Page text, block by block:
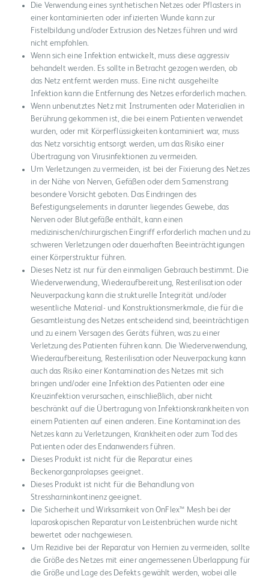
Die Verwendung eines synthetischen Netzes oder Pflasters in
einer kontaminierten oder infizierten Wunde kann zur
Fistelbildung und/oder Extrusion des Netzes führen und wird
nicht empfohlen.
Wenn sich eine Infektion entwickelt, muss diese aggressiv
behandelt werden. Es sollte in Betracht gezogen werden, ob
das Netz entfernt werden muss. Eine nicht ausgeheilte
Infektion kann die Entfernung des Netzes erforderlich machen.
Wenn unbenutztes Netz mit Instrumenten oder Materialien in
Berührung gekommen ist, die bei einem Patienten verwendet
wurden, oder mit Körperflüssigkeiten kontaminiert war, muss
das Netz vorsichtig entsorgt werden, um das Risiko einer
Übertragung von Virusinfektionen zu vermeiden.
Um Verletzungen zu vermeiden, ist bei der Fixierung des Netzes
in der Nähe von Nerven, Gefäßen oder dem Samenstrang
besondere Vorsicht geboten. Das Eindringen des
Befestigungselements in darunter liegendes Gewebe, das
Nerven oder Blutgefäße enthält, kann einen
medizinischen/chirurgischen Eingriff erforderlich machen und zu
schweren Verletzungen oder dauerhaften Beeinträchtigungen
einer Körperstruktur führen.
Dieses Netz ist nur für den einmaligen Gebrauch bestimmt. Die
Wiederverwendung, Wiederaufbereitung, Resterilisation oder
Neuverpackung kann die strukturelle Integrität und/oder
wesentliche Material- und Konstruktionsmerkmale, die für die
Gesamtleistung des Netzes entscheidend sind, beeinträchtigen
und zu einem Versagen des Geräts führen, was zu einer
Verletzung des Patienten führen kann. Die Wiederverwendung,
Wiederaufbereitung, Resterilisation oder Neuverpackung kann
auch das Risiko einer Kontamination des Netzes mit sich
bringen und/oder eine Infektion des Patienten oder eine
Kreuzinfektion verursachen, einschließlich, aber nicht
beschränkt auf die Übertragung von Infektionskrankheiten von
einem Patienten auf einen anderen. Eine Kontamination des
Netzes kann zu Verletzungen, Krankheiten oder zum Tod des
Patienten oder des Endanwenders führen.
Dieses Produkt ist nicht für die Reparatur eines
Beckenorganprolapses geeignet.
Dieses Produkt ist nicht für die Behandlung von
Stressharninkontinenz geeignet.
Die Sicherheit und Wirksamkeit von OnFlex™ Mesh bei der
laparoskopischen Reparatur von Leistenbrüchen wurde nicht
bewertet oder nachgewiesen.
Um Rezidive bei der Reparatur von Hernien zu vermeiden, sollte
die Größe des Netzes mit einer angemessenen Überlappung für
die Größe und Lage des Defekts gewählt werden, wobei alle